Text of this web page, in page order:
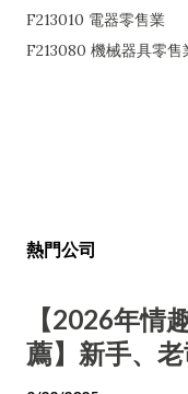
F213010 電器零售業
F213080 機械器具零售
熱門公司
【2026年情
薦】新手、